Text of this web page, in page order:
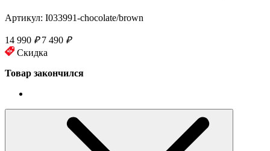
Артикул: I033991-chocolate/brown
14 990 ₽ 7 490 ₽
Скидка
Товар закончился